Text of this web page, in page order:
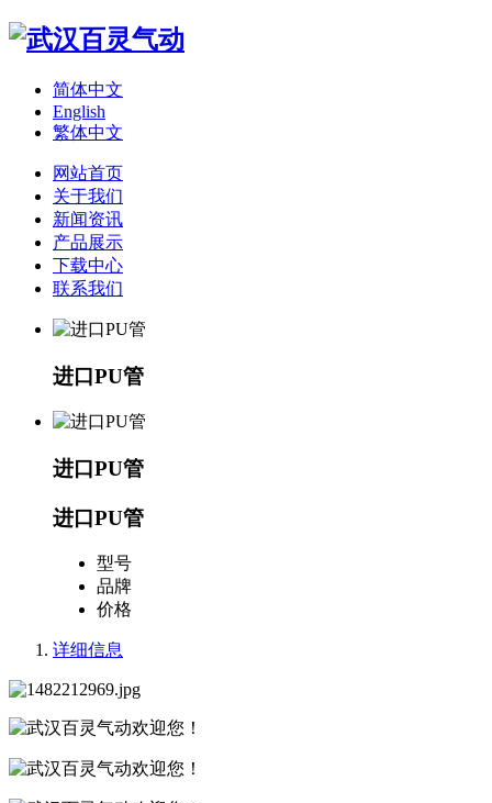
简体中文
English
繁体中文
网站首页
关于我们
新闻资讯
产品展示
下载中心
联系我们
进口PU管
进口PU管
进口PU管
型号
品牌
价格
详细信息